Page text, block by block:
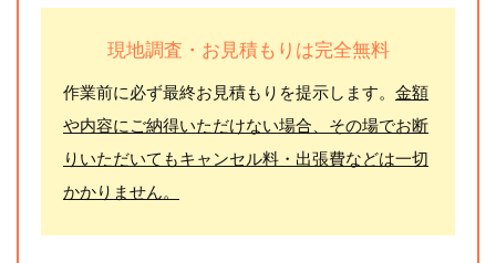
現地調査・お見積もりは完全無料
作業前に必ず最終お見積もりを提示します。 金額
や内容にご納得いただけない場合、その場でお断
りいただいてもキャンセル料・出張費などは一切
かかりません。